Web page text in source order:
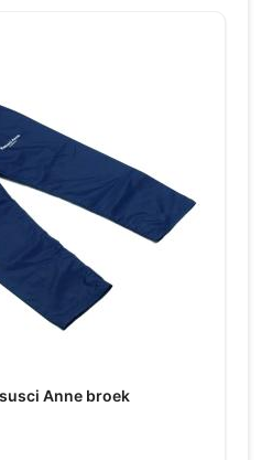
Anne broek